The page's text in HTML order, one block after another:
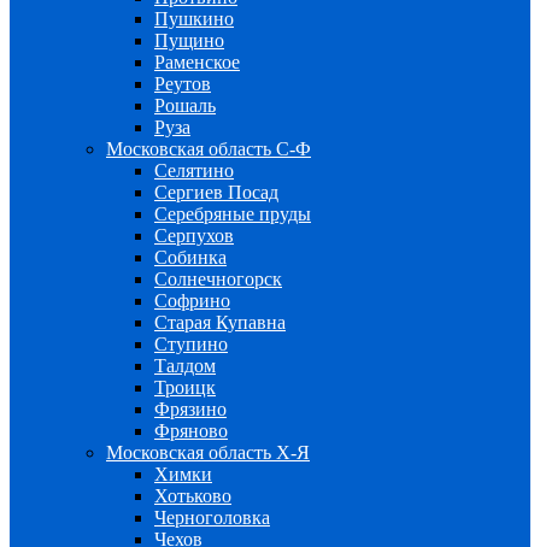
Пушкино
Пущино
Раменское
Реутов
Рошаль
Руза
Московская область С-Ф
Селятино
Сергиев Посад
Серебряные пруды
Серпухов
Собинка
Солнечногорск
Софрино
Старая Купавна
Ступино
Талдом
Троицк
Фрязино
Фряново
Московская область Х-Я
Химки
Хотьково
Черноголовка
Чехов